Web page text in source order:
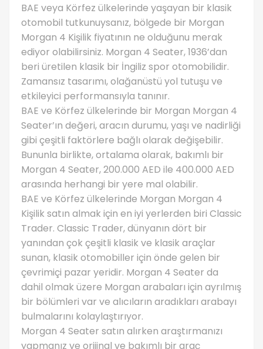
BAE veya Körfez ülkelerinde yaşayan bir klasik
otomobil tutkunuysanız, bölgede bir Morgan
Morgan 4 Kişilik fiyatının ne olduğunu merak
ediyor olabilirsiniz. Morgan 4 Seater, 1936’dan
beri üretilen klasik bir İngiliz spor otomobilidir.
Zamansız tasarımı, olağanüstü yol tutuşu ve
etkileyici performansıyla tanınır.
BAE ve Körfez ülkelerinde bir Morgan Morgan 4
Seater’ın değeri, aracın durumu, yaşı ve nadirliği
gibi çeşitli faktörlere bağlı olarak değişebilir.
Bununla birlikte, ortalama olarak, bakımlı bir
Morgan 4 Seater, 200.000 AED ile 400.000 AED
arasında herhangi bir yere mal olabilir.
BAE ve Körfez ülkelerinde Morgan Morgan 4
Kişilik satın almak için en iyi yerlerden biri Classic
Trader. Classic Trader, dünyanın dört bir
yanından çok çeşitli klasik ve klasik araçlar
sunan, klasik otomobiller için önde gelen bir
çevrimiçi pazar yeridir. Morgan 4 Seater da
dahil olmak üzere Morgan arabaları için ayrılmış
bir bölümleri var ve alıcıların aradıkları arabayı
bulmalarını kolaylaştırıyor.
Morgan 4 Seater satın alırken araştırmanızı
yapmanız ve orijinal ve bakımlı bir araç